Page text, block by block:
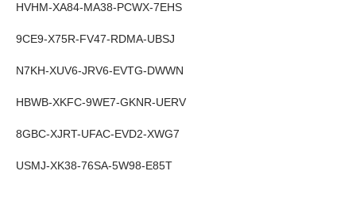
HVHM-XA84-MA38-PCWX-7EHS
9CE9-X75R-FV47-RDMA-UBSJ
N7KH-XUV6-JRV6-EVTG-DWWN
HBWB-XKFC-9WE7-GKNR-UERV
8GBC-XJRT-UFAC-EVD2-XWG7
USMJ-XK38-76SA-5W98-E85T